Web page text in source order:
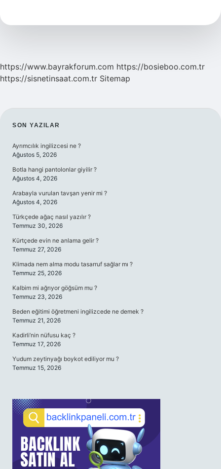
Kadar
https://www.bayrakforum.com https://bosieboo.com.tr
https://sisnetinsaat.com.tr Sitemap
SIDEBAR
SON YAZILAR
Ayrımcılık ingilizcesi ne ?
Ağustos 5, 2026
Botla hangi pantolonlar giyilir ?
Ağustos 4, 2026
Arabayla vurulan tavşan yenir mi ?
Ağustos 4, 2026
Türkçede ağaç nasıl yazılır ?
Temmuz 30, 2026
Kürtçede evin ne anlama gelir ?
Temmuz 27, 2026
Klimada nem alma modu tasarruf sağlar mı ?
Temmuz 25, 2026
Kalbim mi ağrıyor göğsüm mu ?
Temmuz 23, 2026
Beden eğitimi öğretmeni ingilizcede ne demek ?
Temmuz 21, 2026
Kadirli’nin nüfusu kaç ?
Temmuz 17, 2026
Yudum zeytinyağı boykot ediliyor mu ?
Temmuz 15, 2026